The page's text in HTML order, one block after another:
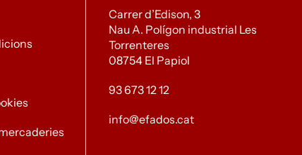
Carrer d’Edison, 3
Nau A. Polígon industrial Les
Torrenteres
08754 El Papiol
93 673 12 12
info@efados.cat